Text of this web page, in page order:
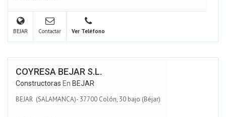
BEJAR Contactar Ver Teléfono
COYRESA BEJAR S.L.
Constructoras En BEJAR
BEJAR (SALAMANCA)- 37700 Colón, 30 bajo (Béjar)